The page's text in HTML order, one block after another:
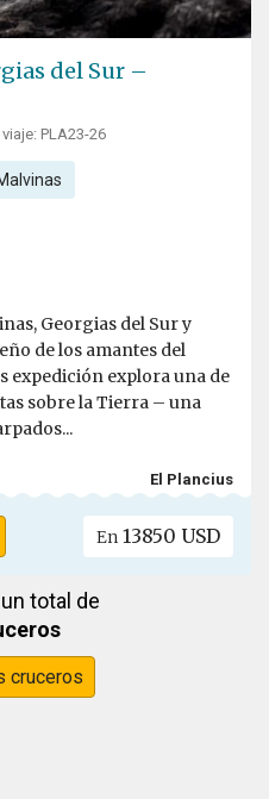
del Sur –
PLA23-26
Georgias del Sur y
de los amantes del
expedición explora una de
sobre la Tierra – una
El Plancius
En 13850 USD
total de
cruceros